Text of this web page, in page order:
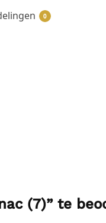
0
(7)” te